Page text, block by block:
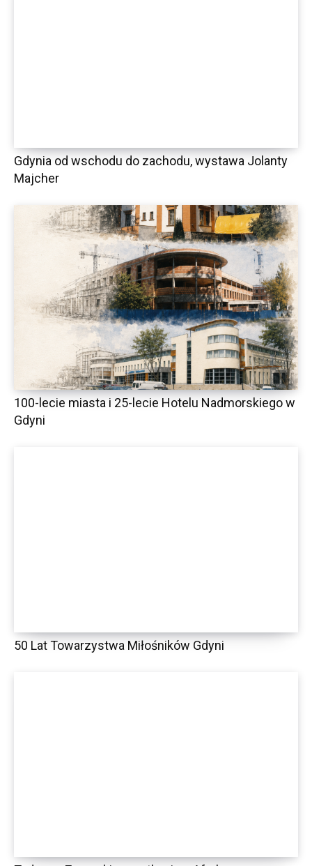
Gdynia od wschodu do zachodu, wystawa Jolanty
Majcher
100-lecie miasta i 25-lecie Hotelu Nadmorskiego w
Gdyni
50 Lat Towarzystwa Miłośników Gdyni